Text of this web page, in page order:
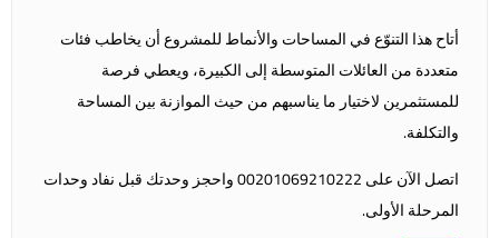
أتاح هذا التنوّع في المساحات والأنماط للمشروع أن يخاطب فئات
متعددة من العائلات المتوسطة إلى الكبيرة، ويعطي فرصة
للمستثمرين لاختيار ما يناسبهم من حيث الموازنة بين المساحة
والتكلفة.
اتصل الآن على 00201069210222 واحجز وحدتك قبل نفاد وحدات
المرحلة الأولى.